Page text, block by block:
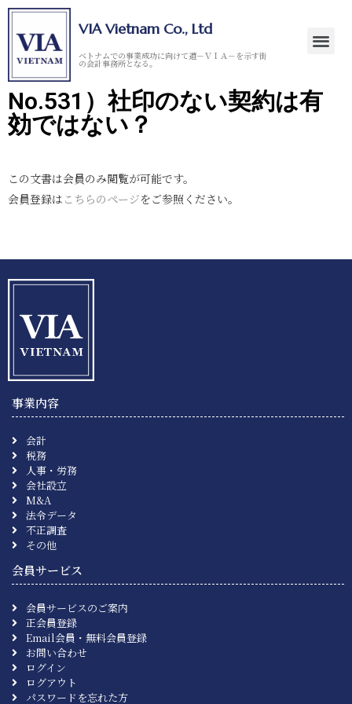
VIA Vietnam Co., Ltd
ベトナムでの事業成功に向けて道－ＶＩＡ－を示す街
の会計事務所となる。
No.531）社印のない契約は有
効ではない？
この文書は会員のみ閲覧が可能です。
会員登録は こちらのページをご参照ください。
事業内容
会計
税務
人事・労務
会社設立
M&A
法令データ
不正調査
その他
会員サービス
会員サービスのご案内
正会員登録
Email会員・無料会員登録
お問い合わせ
ログイン
ログアウト
パスワードを忘れた方